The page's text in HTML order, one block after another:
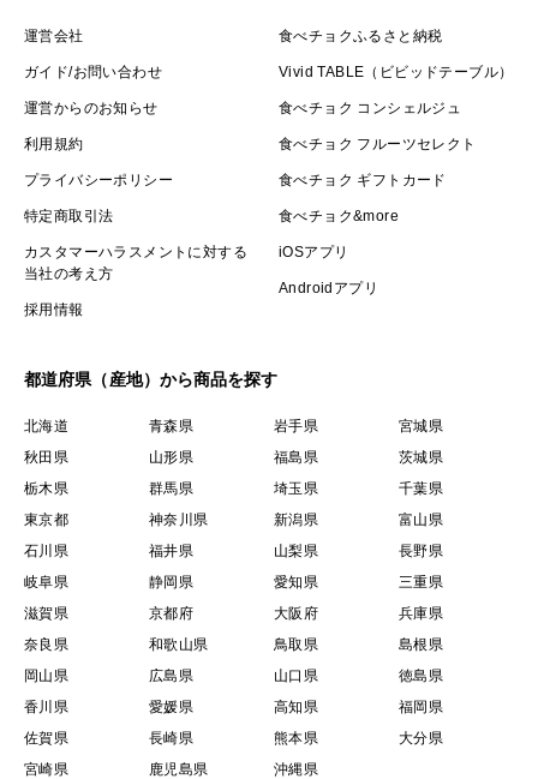
運営会社
ガイド/お問い合わせ
運営からのお知らせ
利用規約
プライバシーポリシー
特定商取引法
カスタマーハラスメントに対する
当社の考え方
採用情報
食べチョクふるさと納税
Vivid TABLE（ビビッドテーブル）
食べチョク コンシェルジュ
食べチョク フルーツセレクト
食べチョク ギフトカード
食べチョク&more
iOSアプリ
Androidアプリ
都道府県（産地）から商品を探す
北海道 青森県 岩手県
宮城県
秋田県
山形県 福島県
茨城県
栃木県
群馬県 埼玉県
千葉県
東京都
神奈川県 新潟県
富山県
石川県
福井県 山梨県
長野県
岐阜県
静岡県 愛知県
三重県
滋賀県
京都府 大阪府
兵庫県
奈良県
和歌山県 鳥取県
島根県
岡山県
広島県 山口県
徳島県
香川県
愛媛県 高知県
福岡県
佐賀県
長崎県 熊本県
大分県
宮崎県
鹿児島県 沖縄県